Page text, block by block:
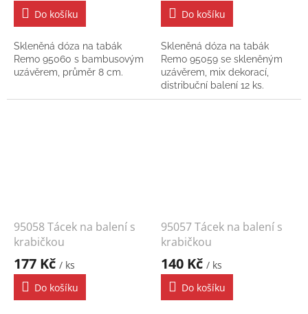
Do košíku
Skleněná dóza na tabák
Remo 95060 s bambusovým
uzávěrem, průměr 8 cm.
Do košíku
Skleněná dóza na tabák
Remo 95059 se skleněným
uzávěrem, mix dekorací,
distribuční balení 12 ks.
95058 Tácek na balení s
krabičkou
177 Kč / ks
Do košíku
95057 Tácek na balení s
krabičkou
140 Kč / ks
Do košíku